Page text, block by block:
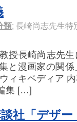
類; 長崎尚志先生特
授長崎尚志先
と漫画家の関
ィキペディア
集 […]
社「デザ